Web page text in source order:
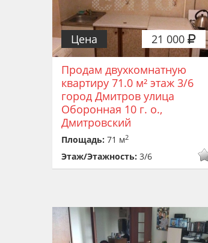
21 000
Цена
Продам двухкомнатную
квартиру 71.0 м² этаж 3/6
город Дмитров улица
Оборонная 10 г. о.,
Дмитровский
Площадь: 71 м2
Этаж/Этажность: 3/6